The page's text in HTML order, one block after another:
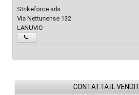
Strikeforce srls
Via Nettunense 132
LANUVIO
CONTATTA IL